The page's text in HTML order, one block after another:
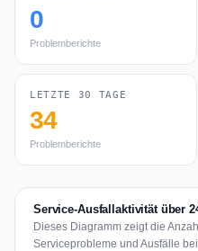
0
Problemberichte
LETZTE 30 TAGE
34
Problemberichte
Service-Ausfallaktivität über
Dieses Diagramm zeigt die
Serviceprobleme und Ausfälle